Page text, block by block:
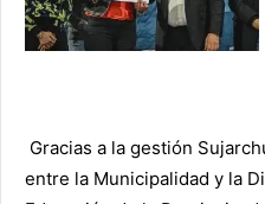
Gracias a la gestión
entre la Municipalidad y la